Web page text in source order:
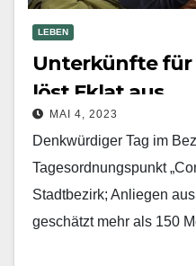
LEBEN
Unterkünfte für
löst Eklat aus
MAI 4, 2023
Denkwürdiger Tag im
Tagesordnungspunkt
Stadtbezirk; Anliegen
geschätzt mehr als 150